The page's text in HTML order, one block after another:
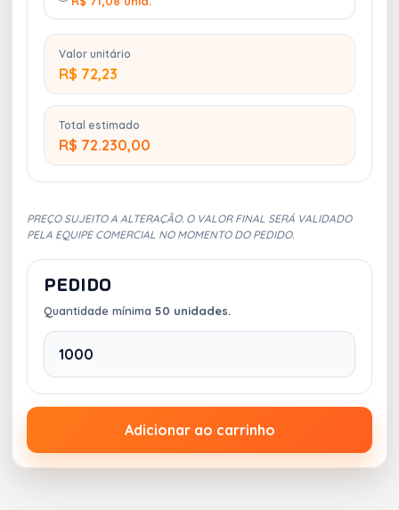
Valor unitário
R$ 72,23
Total estimado
R$ 72.230,00
PREÇO SUJEITO A ALTERAÇÃO. O VALOR FINAL SERÁ VALIDADO
PELA EQUIPE COMERCIAL NO MOMENTO DO PEDIDO.
PEDIDO
Quantidade mínima 50 unidades.
Adicionar ao carrinho